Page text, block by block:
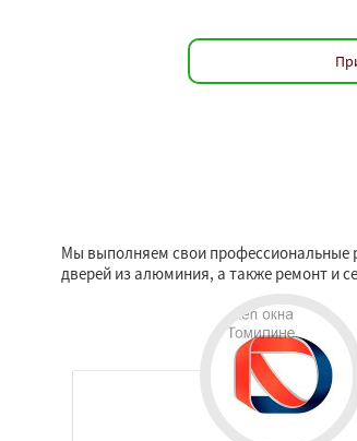
Мы выполняем свои профессиональные
дверей из алюминия, а также ремонт и